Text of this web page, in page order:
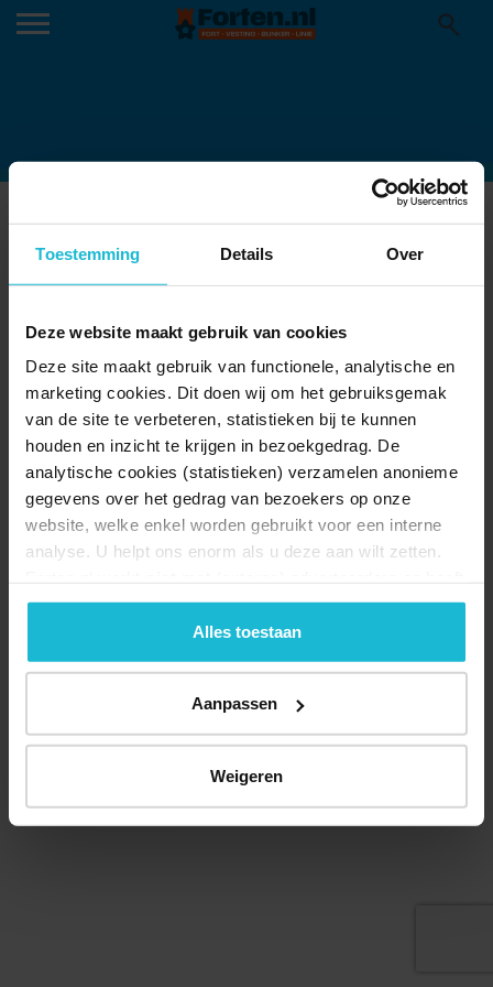
Toestemming Details Over
Deze website maakt gebruik van cookies
Deze site maakt gebruik van functionele, analytische en
marketing cookies. Dit doen wij om het gebruiksgemak
van de site te verbeteren, statistieken bij te kunnen
houden en inzicht te krijgen in bezoekgedrag. De
analytische cookies (statistieken) verzamelen anonieme
gegevens over het gedrag van bezoekers op onze
website, welke enkel worden gebruikt voor een interne
analyse. U helpt ons enorm als u deze aan wilt zetten.
geen commerciële doelstelling. U kunt deze cookies via
de knoppen accepteren, beheren of weigeren.
Alles toestaan
Aanpassen
Weigeren
© 2026 Stichting Forten Nederland
Over ons
Doneer nu Disclaimer
Contact